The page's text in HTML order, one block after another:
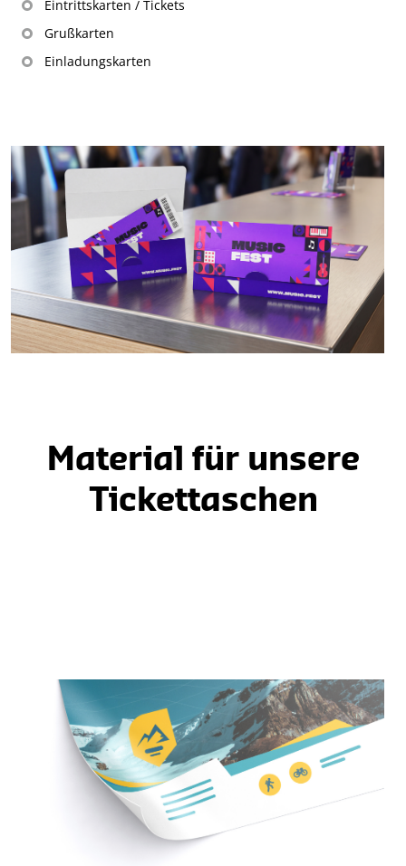
Eintrittskarten / Tickets
Grußkarten
Einladungskarten
Material für unsere
Tickettaschen